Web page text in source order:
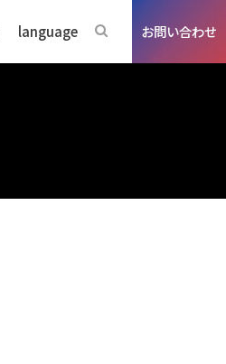
language お問い合わせ